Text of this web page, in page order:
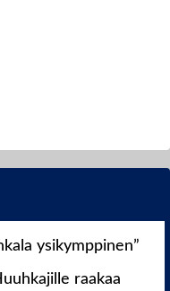
ysikymppinen”
raakaa